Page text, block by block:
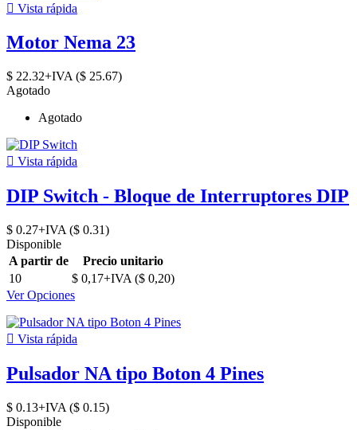
 Vista rápida
Motor Nema 23
$ 22.32+IVA ($ 25.67)
Agotado
Agotado
 Vista rápida
DIP Switch - Bloque de Interruptores DIP
$ 0.27+IVA ($ 0.31)
Disponible
A partir de
Precio unitario
10
$ 0,17+IVA ($ 0,20)
Ver Opciones
 Vista rápida
Pulsador NA tipo Boton 4 Pines
$ 0.13+IVA ($ 0.15)
Disponible